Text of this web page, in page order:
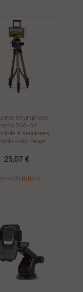
carrito
smartphone
hama 106-3d
4 secciones
color beige
25,07 €
(5)
carrito